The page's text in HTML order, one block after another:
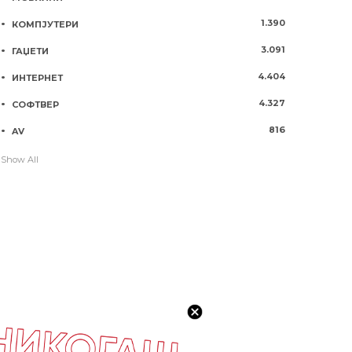
КОМПЈУТЕРИ 1.390
ГАЏЕТИ 3.091
ИНТЕРНЕТ 4.404
СОФТВЕР 4.327
AV 816
Show All